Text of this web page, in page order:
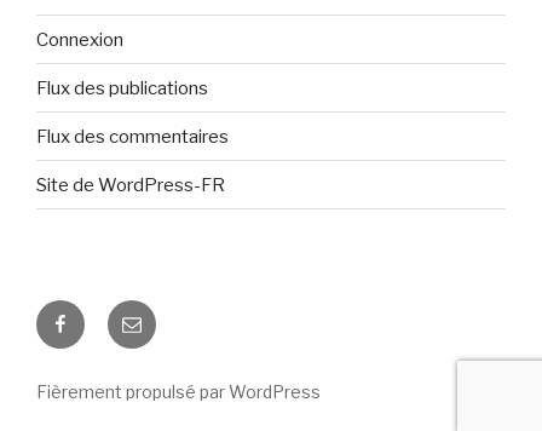
Connexion
Flux des publications
Flux des commentaires
Site de WordPress-FR
Notre
page
Contactez
nous
mail
Fièrement propulsé par WordPress